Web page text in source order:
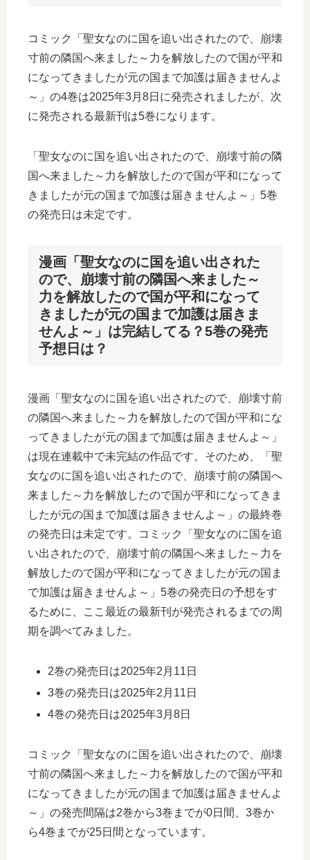
コミック「聖女なのに国を追い出されたので、崩壊
寸前の隣国へ来ました～力を解放したので国が平和
になってきましたが元の国まで加護は届きませんよ
～」の4巻は2025年3月8日に発売されましたが、次
に発売される最新刊は5巻になります。
「聖女なのに国を追い出されたので、崩壊寸前の隣
国へ来ました～力を解放したので国が平和になって
きましたが元の国まで加護は届きませんよ～」5巻
の発売日は未定です。
漫画「聖女なのに国を追い出された
ので、崩壊寸前の隣国へ来ました～
力を解放したので国が平和になって
きましたが元の国まで加護は届きま
せんよ～」は完結してる？5巻の発売
予想日は？
漫画「聖女なのに国を追い出されたので、崩壊寸前
の隣国へ来ました～力を解放したので国が平和にな
ってきましたが元の国まで加護は届きませんよ～」
は現在連載中で未完結の作品です。そのため、「聖
女なのに国を追い出されたので、崩壊寸前の隣国へ
来ました～力を解放したので国が平和になってきま
したが元の国まで加護は届きませんよ～」の最終巻
の発売日は未定です。コミック「聖女なのに国を追
い出されたので、崩壊寸前の隣国へ来ました～力を
解放したので国が平和になってきましたが元の国ま
で加護は届きませんよ～」5巻の発売日の予想をす
るために、ここ最近の最新刊が発売されるまでの周
期を調べてみました。
2巻の発売日は2025年2月11日
3巻の発売日は2025年2月11日
4巻の発売日は2025年3月8日
コミック「聖女なのに国を追い出されたので、崩壊
寸前の隣国へ来ました～力を解放したので国が平和
になってきましたが元の国まで加護は届きませんよ
～」の発売間隔は2巻から3巻までが0日間、3巻か
ら4巻までが25日間となっています。